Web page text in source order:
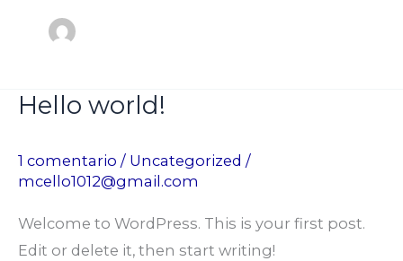
Hello world!
1 comentario / Uncategorized /
mcello1012@gmail.com
Welcome to WordPress. This is your first post.
Edit or delete it, then start writing!
Hello